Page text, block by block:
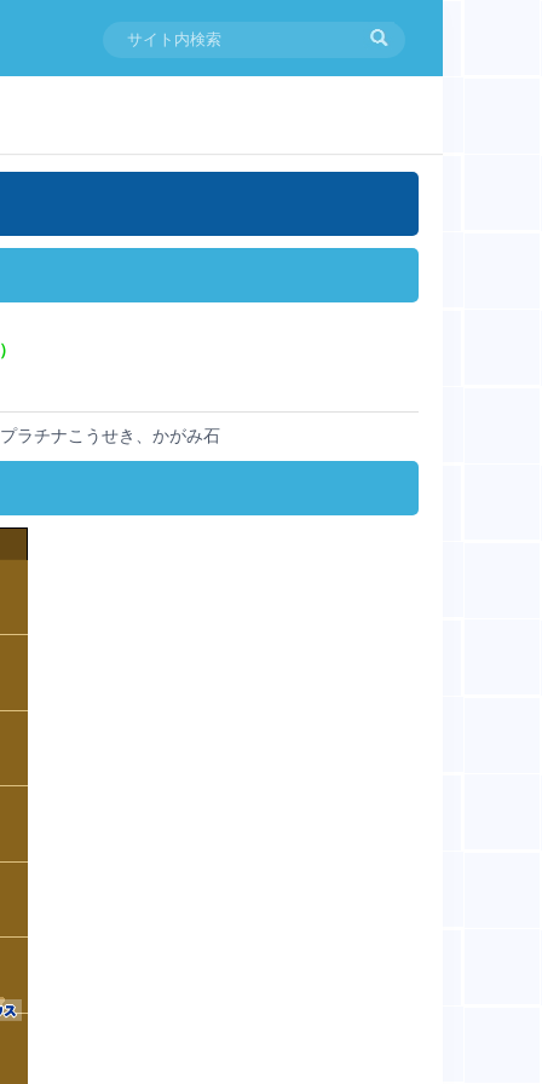
ラチナこうせき、かがみ石